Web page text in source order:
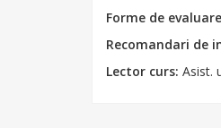
Forme de
Recomandari de
Lector curs: Asist.